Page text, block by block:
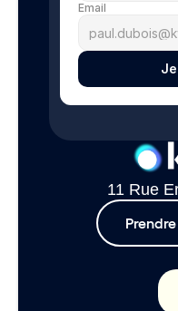
Email
11 Rue